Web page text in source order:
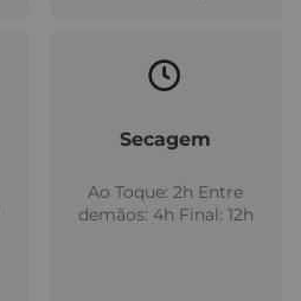
Secagem
Ao Toque: 2h Entre
demãos: 4h Final: 12h